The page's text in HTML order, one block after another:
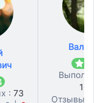
: 73
Отзывы: